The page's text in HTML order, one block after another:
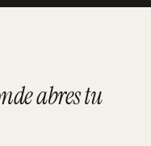
abres tu